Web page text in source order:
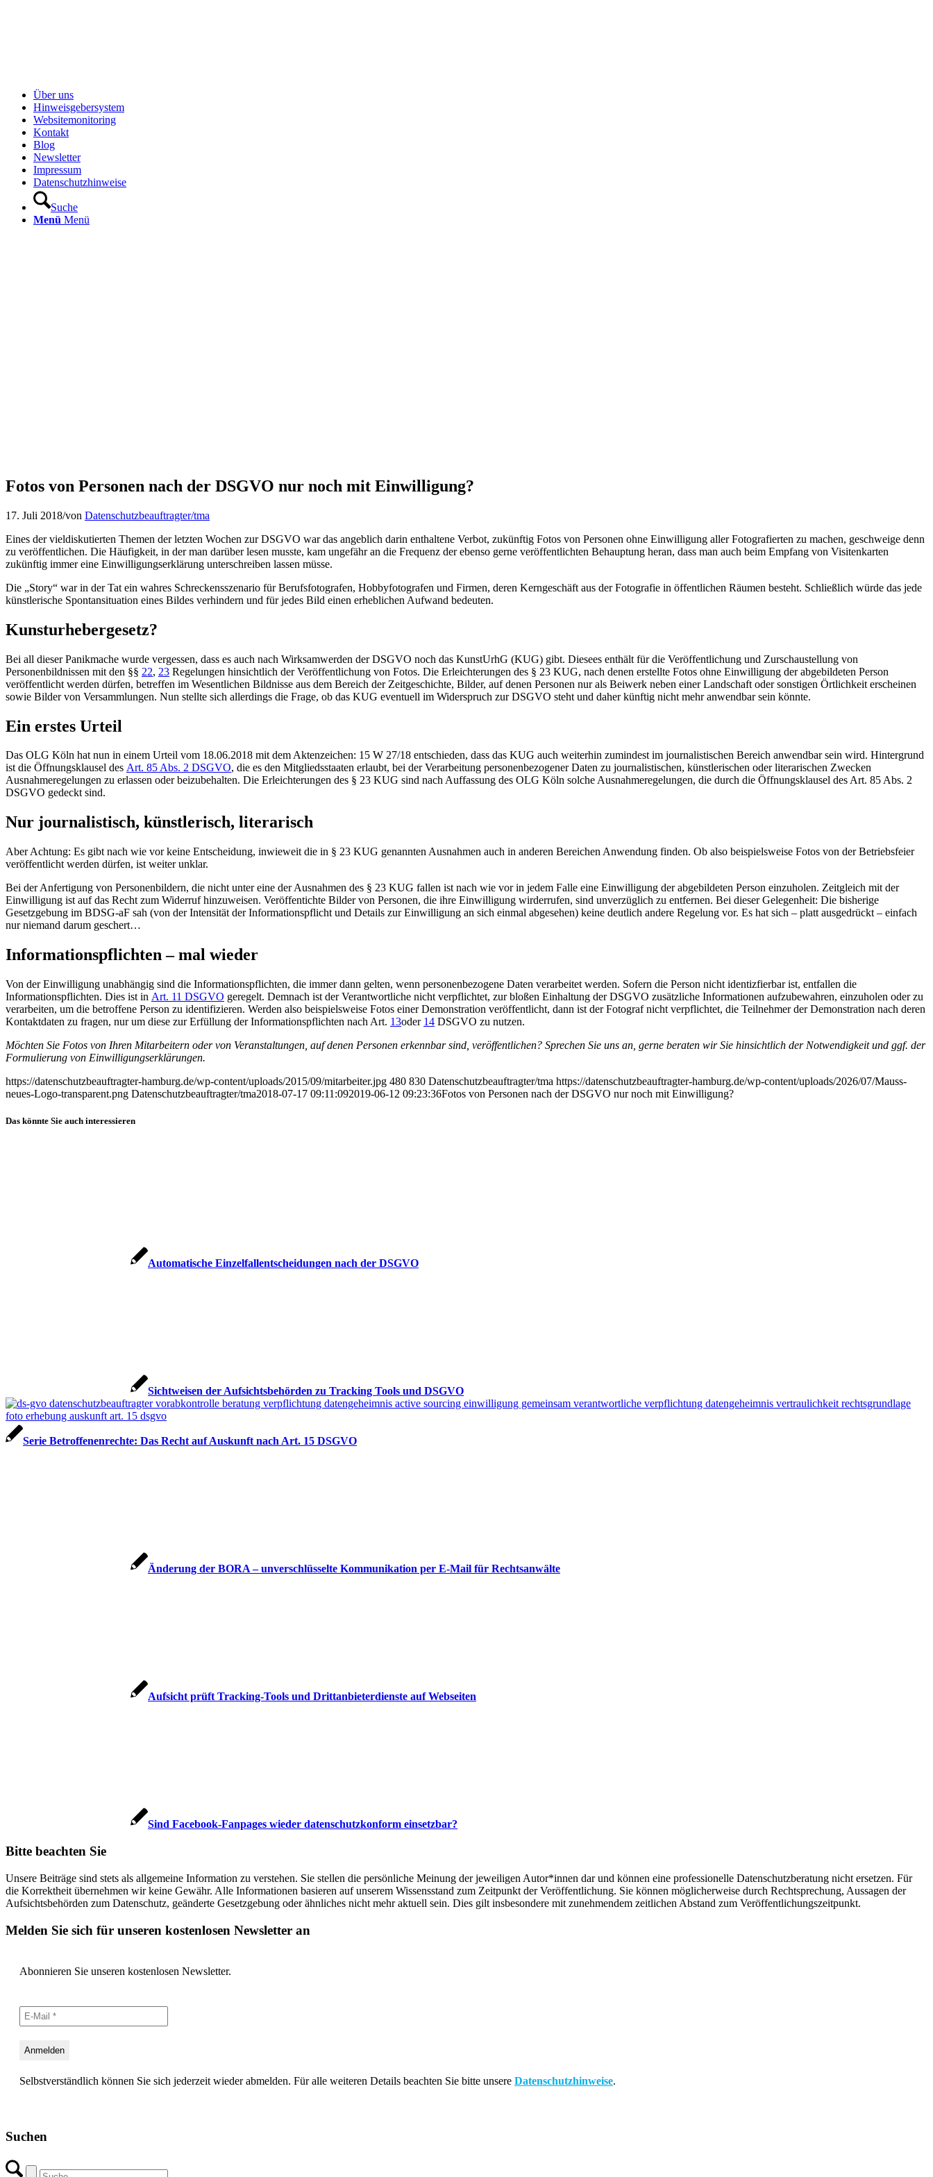
Über uns
Hinweisgebersystem
Websitemonitoring
Kontakt
Blog
Newsletter
Impressum
Datenschutzhinweise
Suche
Menü Menü
Fotos von Personen nach der DSGVO nur noch mit Einwilligung?
17. Juli 2018/von Datenschutzbeauftragter/tma
Eines der vieldiskutierten Themen der letzten Wochen zur DSGVO war das angeblich darin enthaltene Verbot, zukünftig Fotos von Personen ohne Einwilligung aller Fotografierten zu machen, geschweige denn
zu veröffentlichen. Die Häufigkeit, in der man darüber lesen musste, kam ungefähr an die Frequenz der ebenso gerne veröffentlichten Behauptung heran, dass man auch beim Empfang von Visitenkarten
zukünftig immer eine Einwilligungserklärung unterschreiben lassen müsse.
Die „Story“ war in der Tat ein wahres Schreckensszenario für Berufsfotografen, Hobbyfotografen und Firmen, deren Kerngeschäft aus der Fotografie in öffentlichen Räumen besteht. Schließlich würde das jede
künstlerische Spontansituation eines Bildes verhindern und für jedes Bild einen erheblichen Aufwand bedeuten.
Kunsturhebergesetz?
Bei all dieser Panikmache wurde vergessen, dass es auch nach Wirksamwerden der DSGVO noch das KunstUrhG (KUG) gibt. Diesees enthält für die Veröffentlichung und Zurschaustellung von
Personenbildnissen mit den §§ 22, 23 Regelungen hinsichtlich der Veröffentlichung von Fotos. Die Erleichterungen des § 23 KUG, nach denen erstellte Fotos ohne Einwilligung der abgebildeten Person
veröffentlicht werden dürfen, betreffen im Wesentlichen Bildnisse aus dem Bereich der Zeitgeschichte, Bilder, auf denen Personen nur als Beiwerk neben einer Landschaft oder sonstigen Örtlichkeit erscheinen
sowie Bilder von Versammlungen. Nun stellte sich allerdings die Frage, ob das KUG eventuell im Widerspruch zur DSGVO steht und daher künftig nicht mehr anwendbar sein könnte.
Ein erstes Urteil
Das OLG Köln hat nun in einem Urteil vom 18.06.2018 mit dem Aktenzeichen: 15 W 27/18 entschieden, dass das KUG auch weiterhin zumindest im journalistischen Bereich anwendbar sein wird. Hintergrund
ist die Öffnungsklausel des Art. 85 Abs. 2 DSGVO, die es den Mitgliedsstaaten erlaubt, bei der Verarbeitung personenbezogener Daten zu journalistischen, künstlerischen oder literarischen Zwecken
Ausnahmeregelungen zu erlassen oder beizubehalten. Die Erleichterungen des § 23 KUG sind nach Auffassung des OLG Köln solche Ausnahmeregelungen, die durch die Öffnungsklausel des Art. 85 Abs. 2
DSGVO gedeckt sind.
Nur journalistisch, künstlerisch, literarisch
Aber Achtung: Es gibt nach wie vor keine Entscheidung, inwieweit die in § 23 KUG genannten Ausnahmen auch in anderen Bereichen Anwendung finden. Ob also beispielsweise Fotos von der Betriebsfeier
veröffentlicht werden dürfen, ist weiter unklar.
Bei der Anfertigung von Personenbildern, die nicht unter eine der Ausnahmen des § 23 KUG fallen ist nach wie vor in jedem Falle eine Einwilligung der abgebildeten Person einzuholen. Zeitgleich mit der
Einwilligung ist auf das Recht zum Widerruf hinzuweisen. Veröffentichte Bilder von Personen, die ihre Einwilligung wirderrufen, sind unverzüglich zu entfernen. Bei dieser Gelegenheit: Die bisherige
Gesetzgebung im BDSG-aF sah (von der Intensität der Informationspflicht und Details zur Einwilligung an sich einmal abgesehen) keine deutlich andere Regelung vor. Es hat sich – platt ausgedrückt – einfach
nur niemand darum geschert…
Informationspflichten – mal wieder
Von der Einwilligung unabhängig sind die Informationspflichten, die immer dann gelten, wenn personenbezogene Daten verarbeitet werden. Sofern die Person nicht identizfierbar ist, entfallen die
Informationspflichten. Dies ist in Art. 11 DSGVO geregelt. Demnach ist der Verantwortliche nicht verpflichtet, zur bloßen Einhaltung der DSGVO zusätzliche Informationen aufzubewahren, einzuholen oder zu
verarbeiten, um die betroffene Person zu identifizieren. Werden also beispielsweise Fotos einer Demonstration veröffentlicht, dann ist der Fotograf nicht verpflichtet, die Teilnehmer der Demonstration nach deren
Kontaktdaten zu fragen, nur um diese zur Erfüllung der Informationspflichten nach Art. 13oder 14 DSGVO zu nutzen.
Möchten Sie Fotos von Ihren Mitarbeitern oder von Veranstaltungen, auf denen Personen erkennbar sind, veröffentlichen? Sprechen Sie uns an, gerne beraten wir Sie hinsichtlich der Notwendigkeit und ggf. der
Formulierung von Einwilligungserklärungen.
https://datenschutzbeauftragter-hamburg.de/wp-content/uploads/2015/09/mitarbeiter.jpg 480 830 Datenschutzbeauftragter/tma https://datenschutzbeauftragter-hamburg.de/wp-content/uploads/2026/07/Mauss-
neues-Logo-transparent.png Datenschutzbeauftragter/tma2018-07-17 09:11:092019-06-12 09:23:36Fotos von Personen nach der DSGVO nur noch mit Einwilligung?
Das könnte Sie auch interessieren
Automatische Einzelfallentscheidungen nach der DSGVO
Sichtweisen der Aufsichtsbehörden zu Tracking Tools und DSGVO
Serie Betroffenenrechte: Das Recht auf Auskunft nach Art. 15 DSGVO
Änderung der BORA – unverschlüsselte Kommunikation per E-Mail für Rechtsanwälte
Aufsicht prüft Tracking-Tools und Drittanbieterdienste auf Webseiten
Sind Facebook-Fanpages wieder datenschutzkonform einsetzbar?
Bitte beachten Sie
Unsere Beiträge sind stets als allgemeine Information zu verstehen. Sie stellen die persönliche Meinung der jeweiligen Autor*innen dar und können eine professionelle Datenschutzberatung nicht ersetzen. Für
die Korrektheit übernehmen wir keine Gewähr. Alle Informationen basieren auf unserem Wissensstand zum Zeitpunkt der Veröffentlichung. Sie können möglicherweise durch Rechtsprechung, Aussagen der
Aufsichtsbehörden zum Datenschutz, geänderte Gesetzgebung oder ähnliches nicht mehr aktuell sein. Dies gilt insbesondere mit zunehmendem zeitlichen Abstand zum Veröffentlichungszeitpunkt.
Melden Sie sich für unseren kostenlosen Newsletter an
Abonnieren Sie unseren kostenlosen Newsletter.
Selbstverständlich können Sie sich jederzeit wieder abmelden. Für alle weiteren Details beachten Sie bitte unsere Datenschutzhinweise.
Suchen